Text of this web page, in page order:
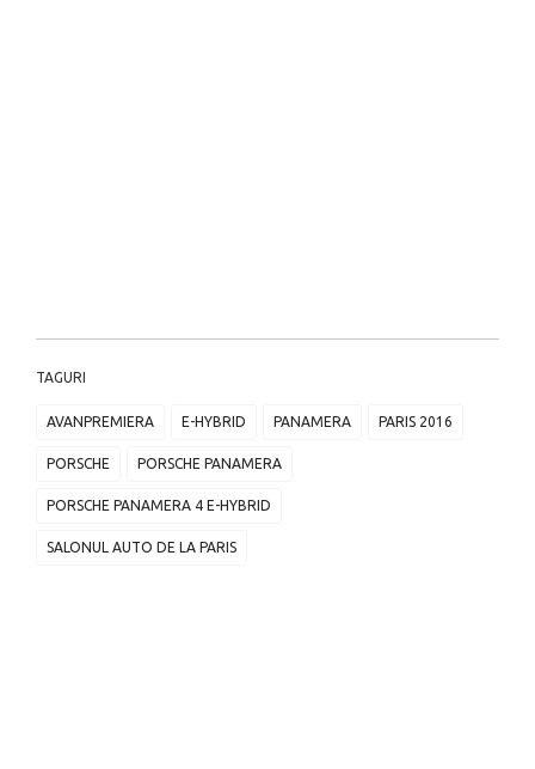
TAGURI
AVANPREMIERA E-HYBRID PANAMERA PARIS 2016
PORSCHE PORSCHE PANAMERA
PORSCHE PANAMERA 4 E-HYBRID
SALONUL AUTO DE LA PARIS